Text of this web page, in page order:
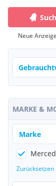
Neue
MARKE &
Marke
Zurücksetzen